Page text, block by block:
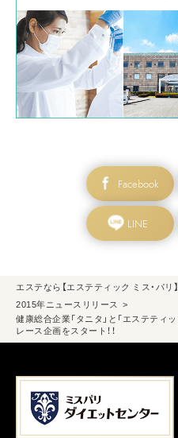
Facebook
LINE
エステなら【エステティック ミス・パリ
2015年ニュースリリース
健康総合企業「タニタ」と「エステティ
レース企画をスタート！！